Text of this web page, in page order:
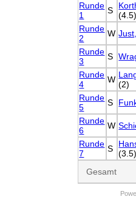
Runde
1
S (4.5)
Runde
2
W
Runde
3
S
Runde
4
W (2)
Runde
5
S
Runde
6
W
Runde
7
S (3.5)
Gesamt